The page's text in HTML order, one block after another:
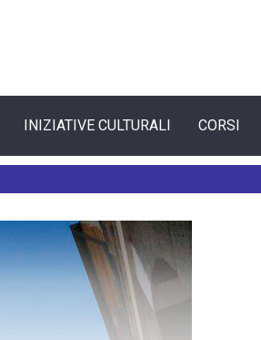
INIZIATIVE CULTURALI CORSI